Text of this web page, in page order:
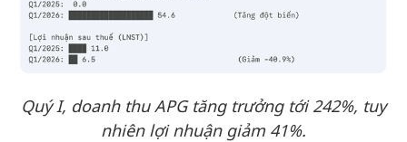
Quý I, doanh thu APG tăng trưởng tới 242%, tuy
nhiên lợi nhuận giảm 41%.